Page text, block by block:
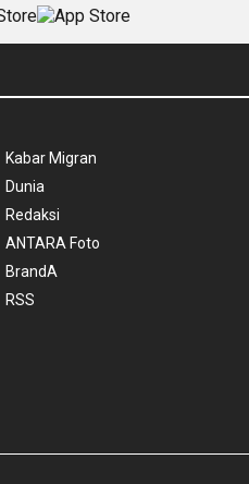
Kabar Migran
Dunia
Redaksi
ANTARA Foto
BrandA
RSS